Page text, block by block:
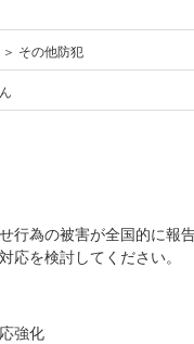
その他防犯
行為の被害が全国的に
応を検討してください。
強化